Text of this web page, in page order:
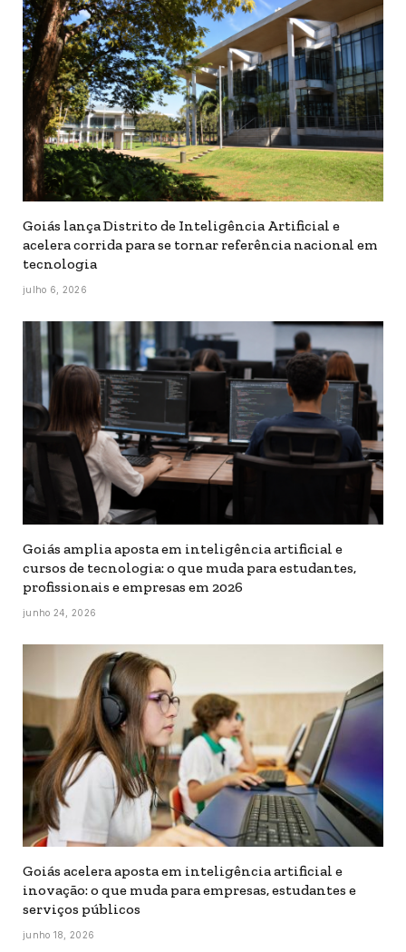
Goiás lança Distrito de Inteligência Artificial e
acelera corrida para se tornar referência nacional em
tecnologia
julho 6, 2026
Goiás amplia aposta em inteligência artificial e
cursos de tecnologia: o que muda para estudantes,
profissionais e empresas em 2026
junho 24, 2026
Goiás acelera aposta em inteligência artificial e
inovação: o que muda para empresas, estudantes e
serviços públicos
junho 18, 2026